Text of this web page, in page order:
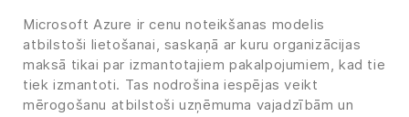
Microsoft Azure ir cenu noteikšanas modelis
atbilstoši lietošanai, saskaņā ar kuru organizācijas
maksā tikai par izmantotajiem pakalpojumiem, kad tie
tiek izmantoti. Tas nodrošina iespējas veikt
mērogošanu atbilstoši uzņēmuma vajadzībām un